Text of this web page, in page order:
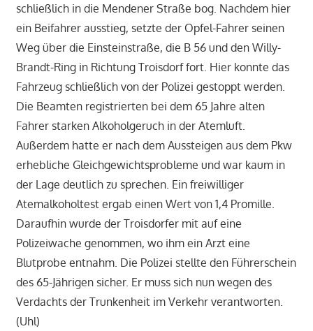
schließlich in die Mendener Straße bog. Nachdem hier
ein Beifahrer ausstieg, setzte der Opfel-Fahrer seinen
Weg über die Einsteinstraße, die B 56 und den Willy-
Brandt-Ring in Richtung Troisdorf fort. Hier konnte das
Fahrzeug schließlich von der Polizei gestoppt werden.
Die Beamten registrierten bei dem 65 Jahre alten
Fahrer starken Alkoholgeruch in der Atemluft.
Außerdem hatte er nach dem Aussteigen aus dem Pkw
erhebliche Gleichgewichtsprobleme und war kaum in
der Lage deutlich zu sprechen. Ein freiwilliger
Atemalkoholtest ergab einen Wert von 1,4 Promille.
Daraufhin wurde der Troisdorfer mit auf eine
Polizeiwache genommen, wo ihm ein Arzt eine
Blutprobe entnahm. Die Polizei stellte den Führerschein
des 65-Jährigen sicher. Er muss sich nun wegen des
Verdachts der Trunkenheit im Verkehr verantworten.
(Uhl)